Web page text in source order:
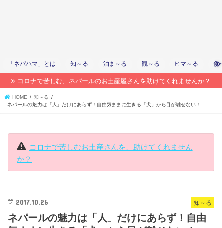
「ネパハマ」とは 知～る 泊ま～る 観～る ヒマ～る 食
コロナで苦しむ、ネパールのお土産屋さんを助けてくれませんか？
HOME
知～る
ネパールの魅力は「人」だけにあらず！自由気ままに生きる「犬」から目が離せない！
コロナで苦しむお土産さんを、助けてくれません
か？
知～る
2017.10.26
ネパールの魅力は「人」だけにあらず！自由